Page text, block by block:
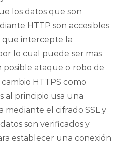
los datos que son
HTTP son accesibles
que intercepte la
lo cual puede ser mas
ataque o robo de
HTTPS como
al principio usa una
mediante el cifrado SSL y
son verificados y
establecer una conexión